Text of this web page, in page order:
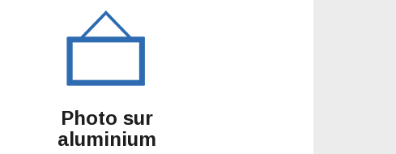
Photo sur
aluminium